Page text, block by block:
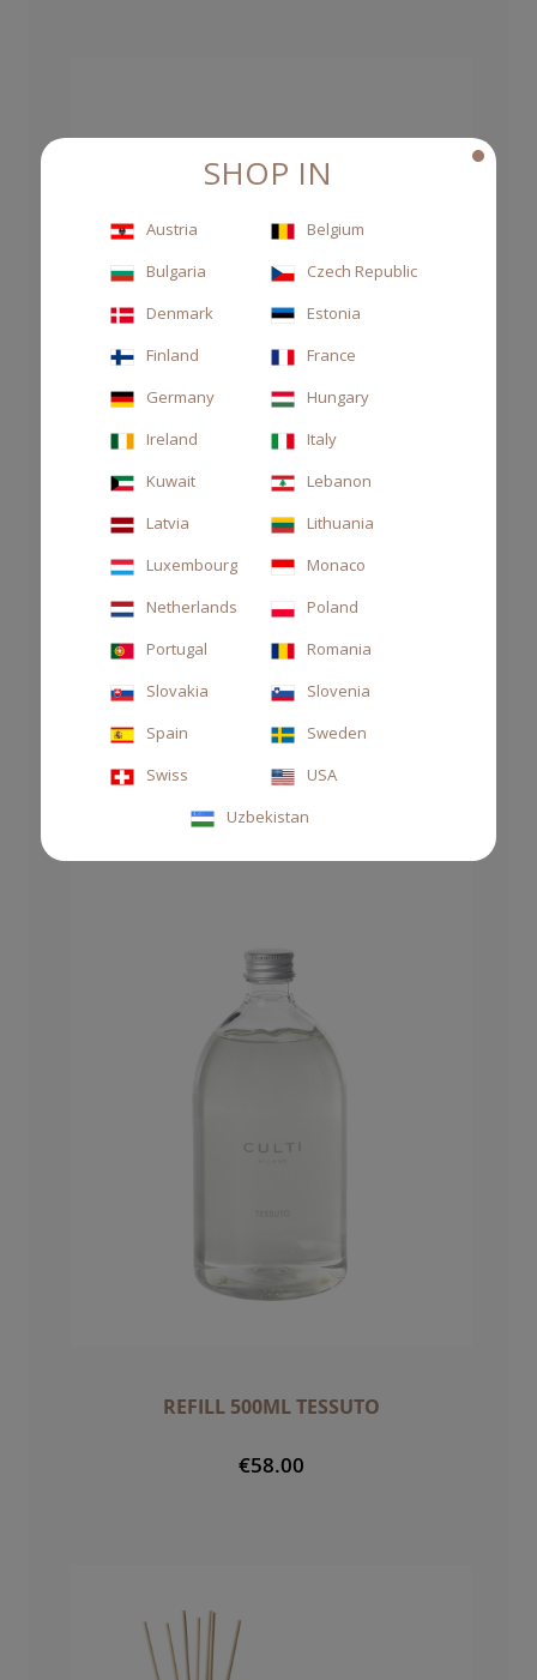
HOME SACHET TESSUTO
REFILL 500ML TESSUTO
€58.00
SHOP IN
Austria
Belgium
Bulgaria
Czech Republic
Denmark
Estonia
Finland
France
Germany
Hungary
Ireland
Italy
Kuwait
Lebanon
Latvia
Lithuania
Luxembourg
Monaco
Netherlands
Poland
Portugal
Romania
Slovakia
Slovenia
Spain
Sweden
Swiss
USA
Uzbekistan